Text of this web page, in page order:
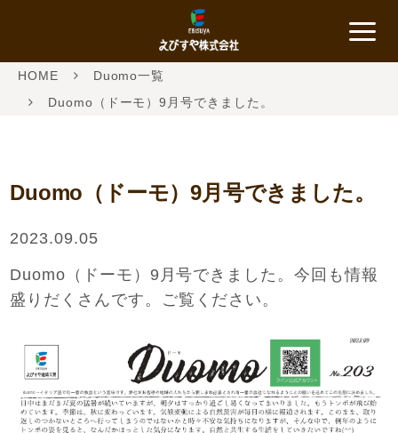
HOME
Duomo一覧
Duomo（ドーモ）9月号できました。
Duomo（ドーモ）9月号できました。
2023.09.05
Duomo（ドーモ）9月号できました。今回も情報
盛りだくさんです。ご覧ください。